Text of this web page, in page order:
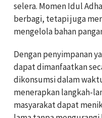
selera. Momen Idul
berbagi, tetapi juga
mengelola bahan
Dengan penyimpanan
dapat dimanfaatkan
dikonsumsi dalam
menerapkan langkah-
masyarakat dapat